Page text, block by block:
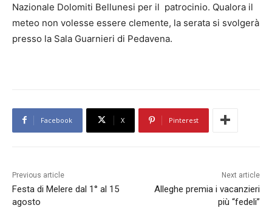
Nazionale Dolomiti Bellunesi per il patrocinio. Qualora il
meteo non volesse essere clemente, la serata si svolgerà
presso la Sala Guarnieri di Pedavena.
Facebook X Pinterest
Previous article
Festa di Melere dal 1° al 15
agosto
Next article
Alleghe premia i vacanzieri
più “fedeli”